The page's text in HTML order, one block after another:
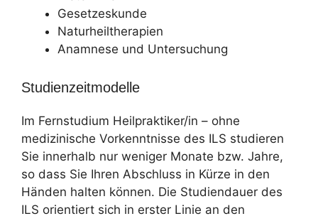
Gesetzeskunde
Naturheiltherapien
Anamnese und Untersuchung
Studienzeitmodelle
Im Fernstudium Heilpraktiker/in – ohne
medizinische Vorkenntnisse des ILS studieren
Sie innerhalb nur weniger Monate bzw. Jahre,
so dass Sie Ihren Abschluss in Kürze in den
Händen halten können. Die Studiendauer des
ILS orientiert sich in erster Linie an den